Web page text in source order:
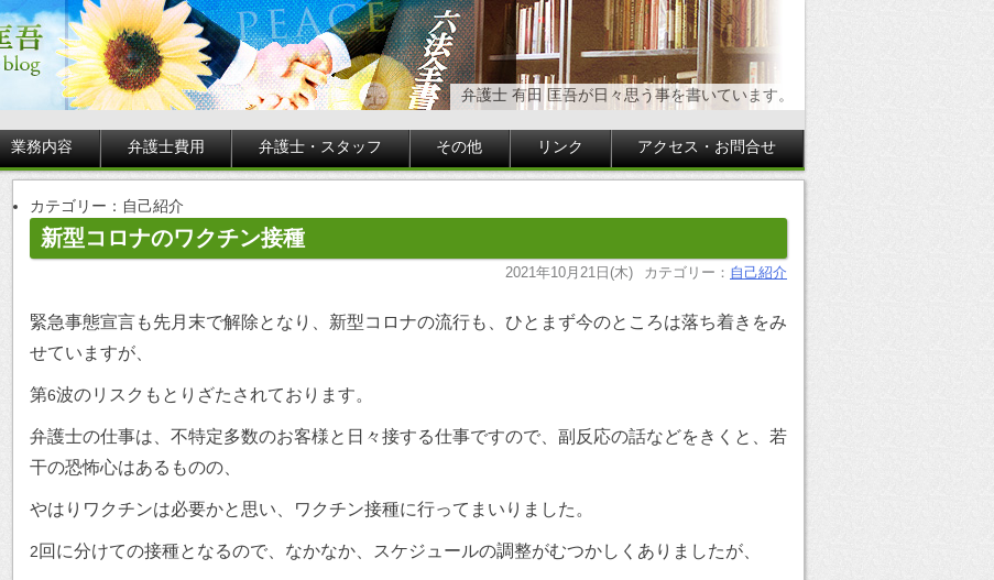
弁護士 有田 匡吾が日々思う事を書いています。
業務内容 弁護士費用 弁護士・スタッフ その他 リンク アクセス・お問合せ
カテゴリー：自己紹介
新型コロナのワクチン接種
2021年10月21日(木) カテゴリー： 自己紹介
緊急事態宣言も先月末で解除となり、新型コロナの流行も、ひとまず今のところは落ち着きをみ
せていますが、
第6波のリスクもとりざたされております。
弁護士の仕事は、不特定多数のお客様と日々接する仕事ですので、副反応の話などをきくと、若
干の恐怖心はあるものの、
やはりワクチンは必要かと思い、ワクチン接種に行ってまいりました。
2回に分けての接種となるので、なかなか、スケジュールの調整がむつかしくありましたが、